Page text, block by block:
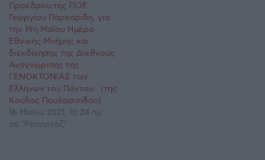
Προέδρου της ΠΟΕ
Γεωργίου Παρχαρίδη, για
την 19η Μαΐου Ημέρα
Εθνικής Μνήμης και
διεκδίκησης της Διεθνούς
Αναγνώρισης της
ΓΕΝΟΚΤΟΝΙΑΣ των
Ελλήνων του Πόντου . (της
Κούλας Πουλασιχίδου)
16 Μαΐου 2021, 10:24 πμ
σε "Ρεπορτάζ"